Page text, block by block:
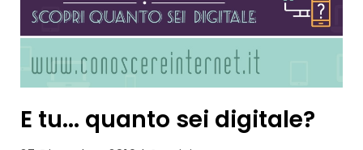
E tu... quanto sei digitale?